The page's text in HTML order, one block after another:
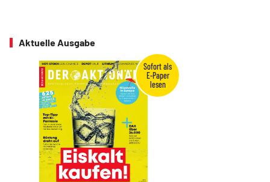
Aktuelle Ausgabe